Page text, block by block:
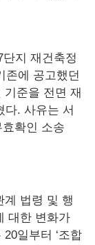
지 재건축정
존에 공고했던
준을 전면 재
다. 사유는 서
확인 소송
계 법령 및 행
대한 변화가
일부터 ‘조합